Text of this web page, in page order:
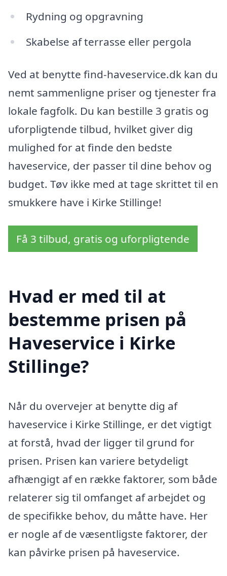
Rydning og opgravning
Skabelse af terrasse eller pergola
Ved at benytte find-haveservice.dk kan du
nemt sammenligne priser og tjenester fra
lokale fagfolk. Du kan bestille 3 gratis og
uforpligtende tilbud, hvilket giver dig
mulighed for at finde den bedste
haveservice, der passer til dine behov og
budget. Tøv ikke med at tage skrittet til en
smukkere have i Kirke Stillinge!
Få 3 tilbud, gratis og uforpligtende
Hvad er med til at
bestemme prisen på
Haveservice i Kirke
Stillinge?
Når du overvejer at benytte dig af
haveservice i Kirke Stillinge, er det vigtigt
at forstå, hvad der ligger til grund for
prisen. Prisen kan variere betydeligt
afhængigt af en række faktorer, som både
relaterer sig til omfanget af arbejdet og
de specifikke behov, du måtte have. Her
er nogle af de væsentligste faktorer, der
kan påvirke prisen på haveservice.